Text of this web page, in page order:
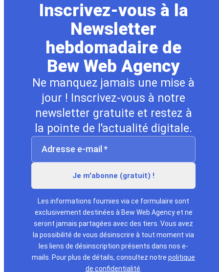
Inscrivez-vous à la
Newsletter
hebdomadaire de
Bew Web Agency
Ne manquez jamais une mise à
jour ! Inscrivez-vous à notre
newsletter gratuite et restez à
la pointe de l'actualité digitale.
Les informations fournies via ce formulaire sont
exclusivement destinées à Bew Web Agency et ne
seront jamais partagées avec des tiers. Vous avez
la possibilité de vous désinscrire à tout moment via
les liens de désinscription présents dans nos e-
mails. Pour plus de détails, consultez notre politique
de confidentialité.